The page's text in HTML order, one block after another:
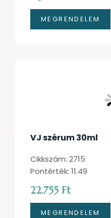
VJ szérum 30ml
Cikkszám: 2715
Pontérték: 11.49
22.755 Ft